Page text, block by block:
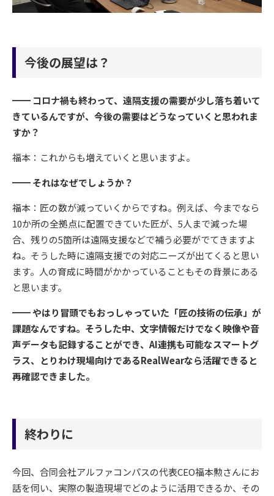
今後の展望は？
━━ コロナ禍も終わって、遠隔支援の需要が少し落ち着いて
きているんですが、今後の需要はどうなっていくと思われま
すか？
福本：これからも増えていくと思いますよ。
━━ それはなぜでしょうか？
福本：匠の数が減っていくからですね。例えば、今までなら
10か所の全拠点に配置できていた匠が、5人まで減った場
合、残りの5箇所は遠隔支援などで補う必要がでてきますよ
ね。そうした時に遠隔支援での対応ニーズが出てくると思い
ます。人の育成に時間がかかっていることもその背景にある
と思います。
━━ やはり冒頭でもおっしゃっていた「匠の技術の伝承」が
課題なんですね。そうした中、文字情報だけでなく映像や音
声データも記録することができ、AI連携も可能なスマートグ
ラス、とりわけ現場向けであるRealWearなら活躍できると
再確認できました。
終わりに
今回、合同会社アルファコンパスの代表CEO福本勲さんにお
話を伺い、実際の製造現場でどのように活用できるか、その